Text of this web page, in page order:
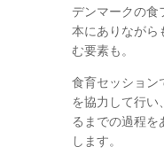
デンマークの食
本にありながら
む要素も。
食育セッション
を協力して行い
るまでの過程を
します。